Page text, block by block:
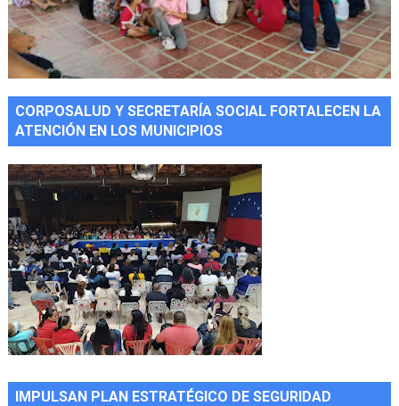
CORPOSALUD Y SECRETARÍA SOCIAL FORTALECEN LA
ATENCIÓN EN LOS MUNICIPIOS
IMPULSAN PLAN ESTRATÉGICO DE SEGURIDAD